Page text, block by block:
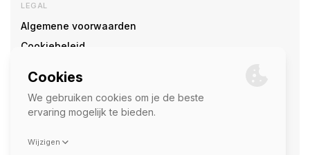
LEGAL
Algemene voorwaarden
Cookiebeleid
SOCIAL